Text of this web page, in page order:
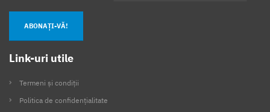
ABONAȚI-VĂ!
Link-uri utile
Termeni și condiții
Politica de confidențialitate